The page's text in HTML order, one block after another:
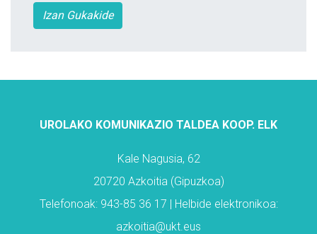
Izan Gukakide
UROLAKO KOMUNIKAZIO TALDEA KOOP. ELK
Kale Nagusia, 62
20720 Azkoitia (Gipuzkoa)
Telefonoak: 943-85 36 17 | Helbide elektronikoa:
azkoitia@ukt.eus